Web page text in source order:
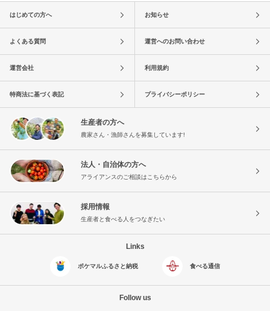
はじめての方へ お知らせ
よくある質問 運営へのお問い合わせ
運営会社 利用規約
特商法に基づく表記 プライバシーポリシー
生産者の方へ
農家さん・漁師さんを募集しています!
法人・自治体の方へ
アライアンスのご相談はこちらから
採用情報
生産者と食べる人をつなぎたい
Links
ポケマルふるさと納税 食べる通信
Follow us